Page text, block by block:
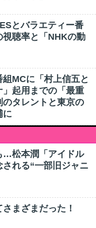
とバラエティー番
聴率と「NHKの動
組MCに「村上信五と
起用までの「最重
タレントと東京の
に
…松本潤「アイドル
れる“一部旧ジャニ
まざまだった！